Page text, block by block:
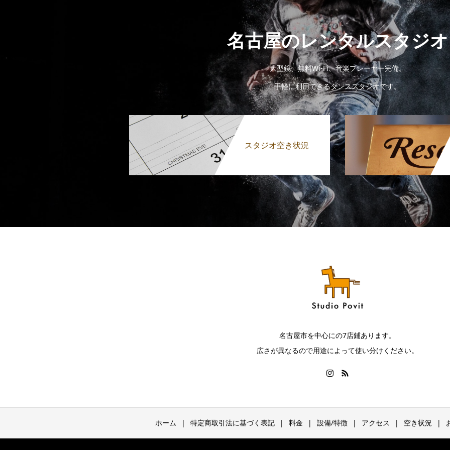
名古屋のレンタルスタジオ
大型鏡、無料Wi-Fi、音楽プレーヤー完備。
手軽に利用できるダンススタジオです。
スタジオ空き状況
名古屋市を中心にの7店鋪あります。
広さが異なるので用途によって使い分けください。
ホーム 特定商取引法に基づく表記 料金 設備/特徴 アクセス 空き状況